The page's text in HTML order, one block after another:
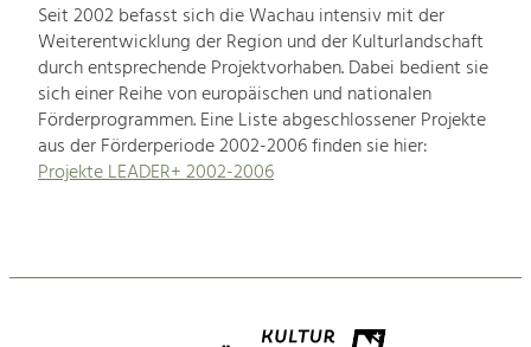
Seit 2002 befasst sich die Wachau intensiv mit der
Weiterentwicklung der Region und der Kulturlandschaft
durch entsprechende Projektvorhaben. Dabei bedient sie
sich einer Reihe von europäischen und nationalen
Förderprogrammen. Eine Liste abgeschlossener Projekte
aus der Förderperiode 2002-2006 finden sie hier:
Projekte LEADER+ 2002-2006